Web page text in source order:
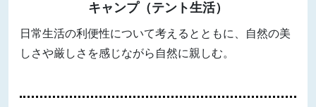
キャンプ（テント生活）
日常生活の利便性について考えるとともに、自然の美
しさや厳しさを感じながら自然に親しむ。